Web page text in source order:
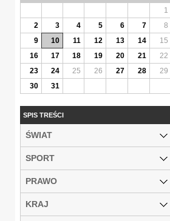
1
2
3 4 5 6 7
8
9
10 11 12 13 14
15
16
17 18 19 20 21
22
23
24 25 26 27 28
29
30
31
SPIS TREŚCI
ŚWIAT
SPORT
PRAWO
KRAJ